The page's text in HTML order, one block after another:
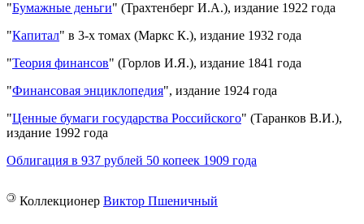
"Бумажные деньги" (Трахтенберг И.А.), издание 1922 года
"Капитал" в 3-х томах (Маркс К.), издание 1932 года
"Теория финансов" (Горлов И.Я.), издание 1841 года
"Финансовая энциклопедия", издание 1924 года
"Ценные бумаги государства Российского" (Таранков В.И.),
издание 1992 года
Облигация в 937 рублей 50 копеек 1909 года
© Коллекционер Виктор Пшеничный